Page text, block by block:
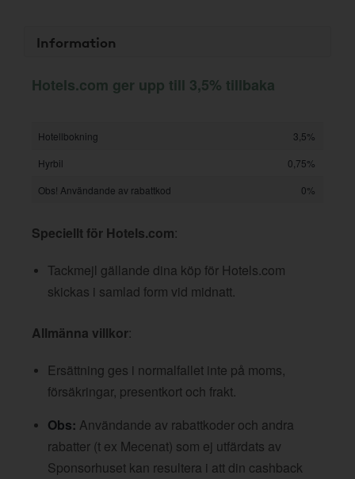
Information
Hotels.com ger upp till 3,5% tillbaka
Hotellbokning
3,5%
Hyrbil
0,75%
Obs! Användande av rabattkod
0%
Speciellt för Hotels.com:
Tackmejl gällande dina köp för Hotels.com
skickas i samlad form vid midnatt.
Allmänna villkor:
Ersättning ges i normalfallet inte på moms,
försäkringar, presentkort och frakt.
Obs: Användande av rabattkoder och andra
rabatter (t ex Mecenat) som ej utfärdats av
Sponsorhuset kan resultera i att din cashback